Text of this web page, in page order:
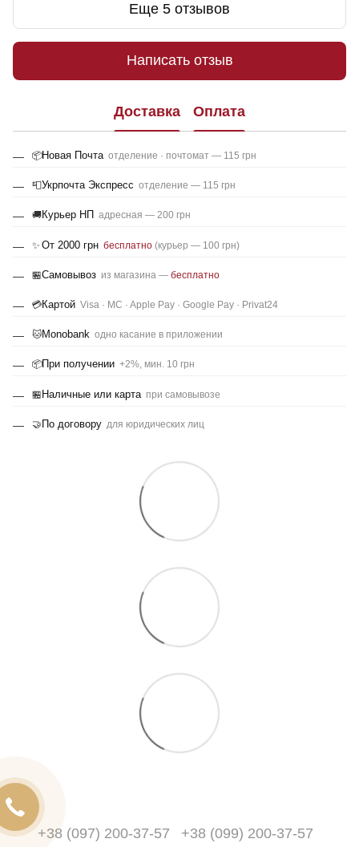
Еще 5 отзывов
Написать отзыв
Доставка Оплата
📦Новая Почта отделение · почтомат — 115 грн
📮Укрпочта Экспресс отделение — 115 грн
🚚Курьер НП адресная — 200 грн
✨ От 2000 грн бесплатно (курьер — 100 грн)
🏪Самовывоз из магазина — бесплатно
💳Картой Visa · MC · Apple Pay · Google Pay · Privat24
🐱Monobank одно касание в приложении
📦При получении +2%, мин. 10 грн
🏪Наличные или карта при самовывозе
🤝По договору для юридических лиц
+38 (097) 200-37-57 +38 (099) 200-37-57